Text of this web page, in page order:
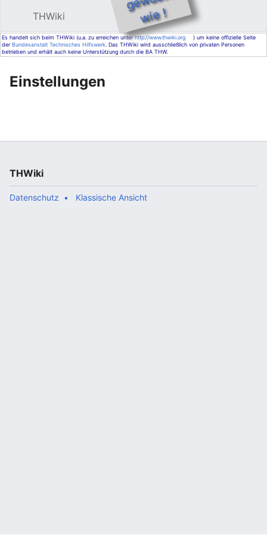
THWiki e !
Es handelt sich beim THWiki (u.a. zu erreichen unterhttp://www.thwiki.org
) um keine offizielle Seite
derBundesanstalt Technisches Hilfswerk. Das THWiki wird ausschließlich von privaten Personen
betrieben und erhält auch keine Unterstützung durch die BA THW.
Einstellungen
THWiki
Datenschutz Klassische Ansicht